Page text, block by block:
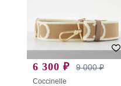
6 300 ₽ 9 000 ₽
Coccinelle